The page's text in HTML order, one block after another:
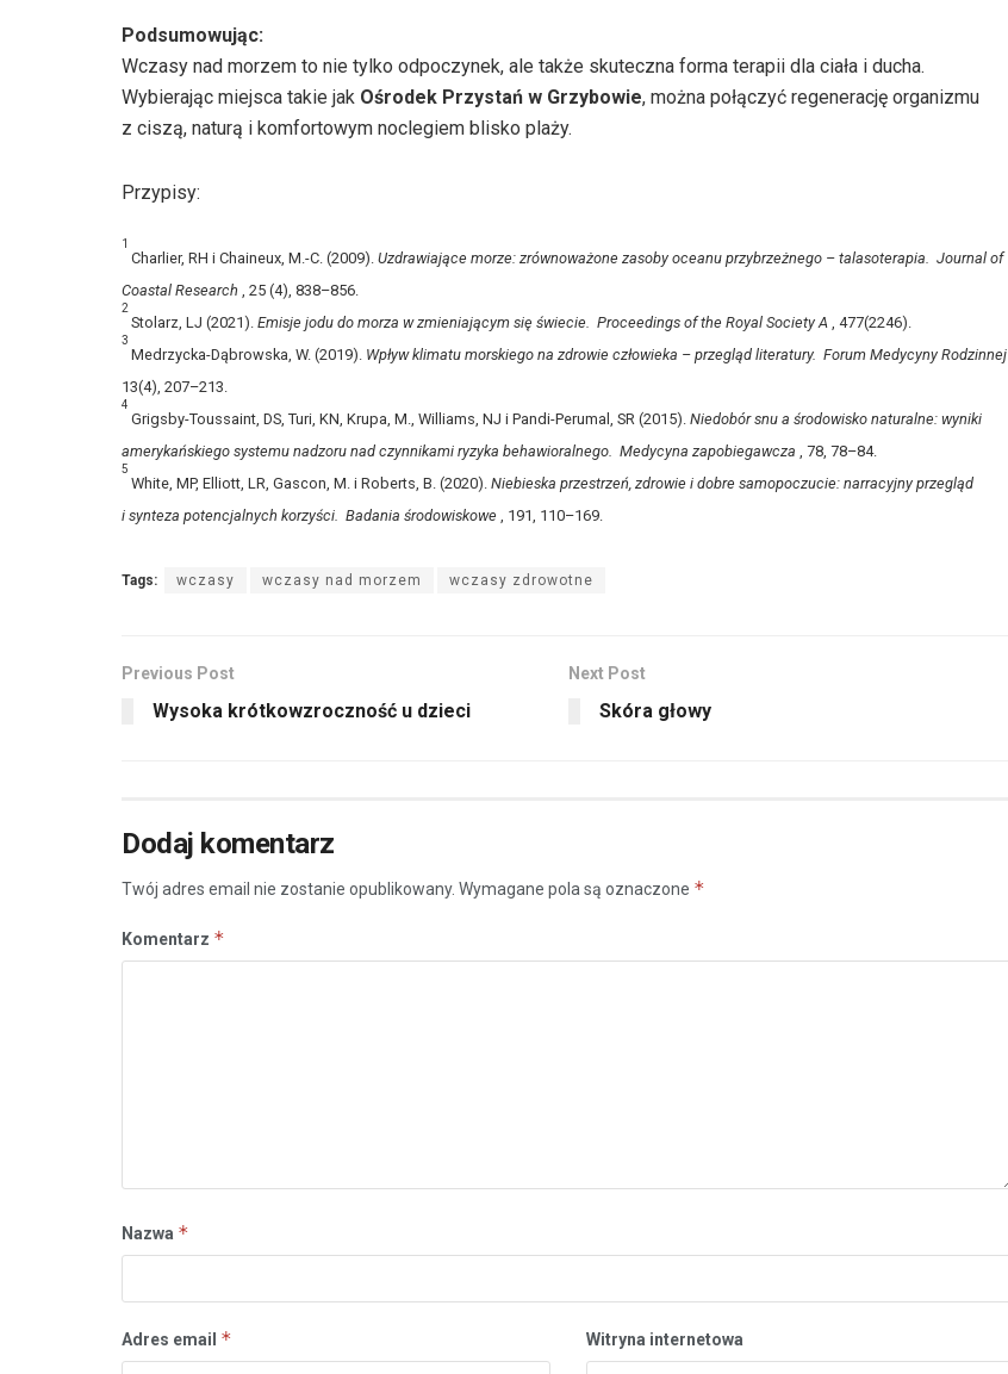
Podsumowując:
Wczasy nad morzem to nie tylko odpoczynek, ale także skuteczna forma terapii dla ciała i ducha.
Wybierając miejsca takie jak Ośrodek Przystań w Grzybowie, można połączyć regenerację organizmu
z ciszą, naturą i komfortowym noclegiem blisko plaży.
Przypisy:
1
Charlier, RH i Chaineux, M.-C. (2009). Uzdrawiające morze: zrównoważone zasoby oceanu przybrzeżnego – talasoterapia.
Journal of
Coastal Research , 25 (4), 838–856.
2
Stolarz, LJ (2021). Emisje jodu do morza w zmieniającym się świecie. Proceedings of the Royal Society A , 477(2246).
3
Medrzycka-Dąbrowska, W. (2019). Wpływ klimatu morskiego na zdrowie człowieka – przegląd literatury. Forum Medycyny Rodzinnej
13(4), 207–213.
4
Grigsby-Toussaint, DS, Turi, KN, Krupa, M., Williams, NJ i Pandi-Perumal, SR (2015). Niedobór snu a środowisko naturalne: wyniki
amerykańskiego systemu nadzoru nad czynnikami ryzyka behawioralnego. Medycyna zapobiegawcza , 78, 78–84.
5
White, MP, Elliott, LR, Gascon, M. i Roberts, B. (2020). Niebieska przestrzeń, zdrowie i dobre samopoczucie: narracyjny przegląd
i synteza potencjalnych korzyści. Badania środowiskowe , 191, 110–169.
Tags: wczasy wczasy nad morzem wczasy zdrowotne
Previous Post
Wysoka krótkowzroczność u dzieci
Next Post
Skóra głowy
Dodaj komentarz
Twój adres email nie zostanie opublikowany. Wymagane pola są oznaczone *
Komentarz *
Nazwa *
Adres email * Witryna internetowa